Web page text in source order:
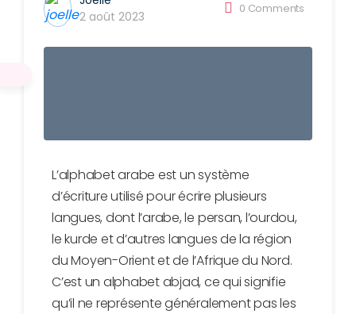
2 août 2023
0 Comments
L’alphabet arabe est un système
d’écriture utilisé pour écrire plusieurs
langues, dont l’arabe, le persan, l’ourdou,
le kurde et d’autres langues de la région
du Moyen-Orient et de l’Afrique du Nord.
C’est un alphabet abjad, ce qui signifie
qu’il ne représente généralement pas les